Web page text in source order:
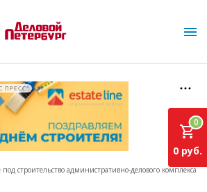
ПРЕСС"
строительство административно-делового комплекса
0
0 руб.